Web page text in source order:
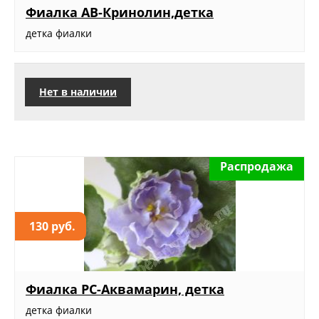
Фиалка АВ-Кринолин,детка
детка фиалки
Нет в наличии
130 руб.
Распродажа
Фиалка РС-Аквамарин, детка
детка фиалки